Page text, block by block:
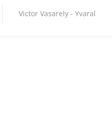
Victor Vasarely - Yvaral